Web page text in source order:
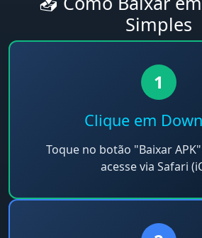
Simples
1
Clique em
Toque no botão "Baixar
acesse via Safari